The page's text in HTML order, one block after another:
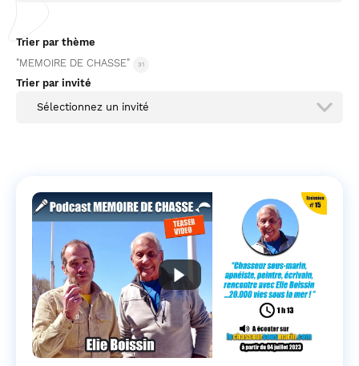
Trier par thème
"MEMOIRE DE CHASSE"
31
Trier par invité
Sélectionnez un invité